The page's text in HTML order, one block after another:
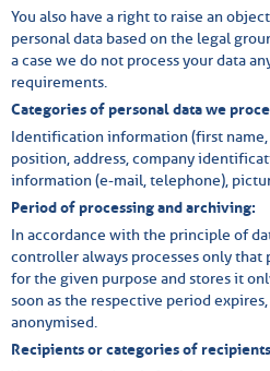
You also have a right to raise an
personal data based on the legal
a case we do not process your data
requirements.
Categories of personal data we
Identification information (first name,
position, address, company
information (e-mail, telephone),
Period of processing and archiving:
In accordance with the principle of
controller always processes only that
for the given purpose and stores it
soon as the respective period
anonymised.
Recipients or categories of